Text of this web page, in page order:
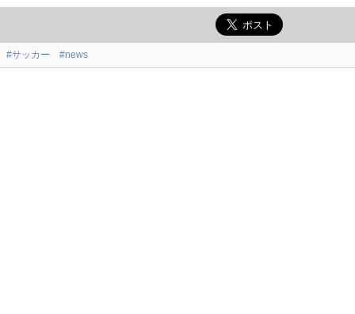
#サッカー #news